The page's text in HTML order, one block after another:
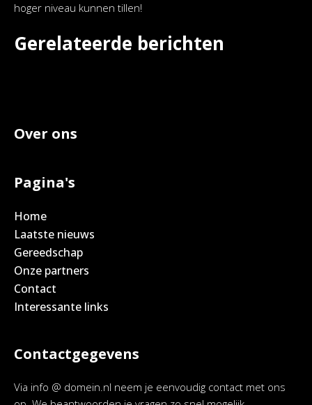
hoger niveau kunnen tillen!
Gerelateerde berichten
Over ons
Pagina's
Home
Laatste nieuws
Gereedschap
Onze partners
Contact
Interessante links
Contactgegevens
Via info @ domein.nl neem je eenvoudig contact met ons